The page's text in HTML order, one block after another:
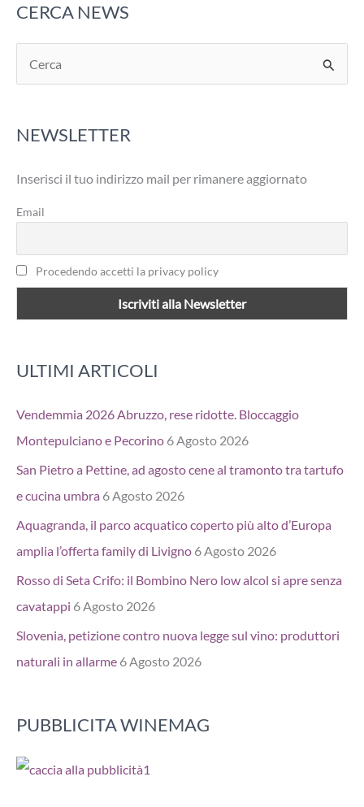
CERCA NEWS
e
c
:
NEWSLETTER
Inserisci il tuo indirizzo mail per rimanere aggiornato
Email
Procedendo accetti la privacy policy
ULTIMI ARTICOLI
Vendemmia 2026 Abruzzo, rese ridotte. Bloccaggio
Montepulciano e Pecorino 6 Agosto 2026
San Pietro a Pettine, ad agosto cene al tramonto tra tartufo
e cucina umbra 6 Agosto 2026
Aquagranda, il parco acquatico coperto più alto d’Europa
amplia l’offerta family di Livigno 6 Agosto 2026
Rosso di Seta Crifo: il Bombino Nero low alcol si apre senza
cavatappi 6 Agosto 2026
Slovenia, petizione contro nuova legge sul vino: produttori
naturali in allarme 6 Agosto 2026
PUBBLICITA WINEMAG